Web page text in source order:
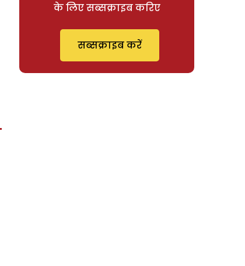
के लिए सब्सक्राइब करिए
सब्सक्राइब करें